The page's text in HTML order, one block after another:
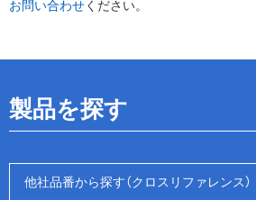
お問い合わせください。
製品を探す
他社品番から探す（クロスリファレンス）